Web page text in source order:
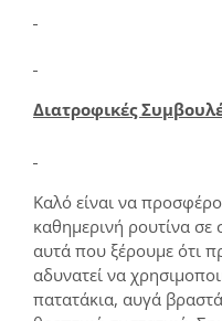
Διατροφικές
Καλό είναι να
καθημερινή ρουτίνα σε
αυτά που ξέρουμε ότι
αδυνατεί να
πατατάκια, αυγά